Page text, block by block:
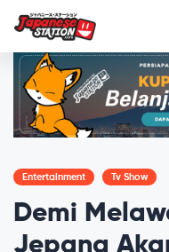
Entertainment Tv Show
Demi
Jepang